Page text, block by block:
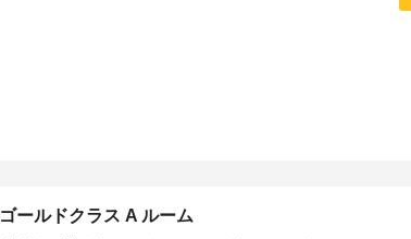
ゴールドクラス A ルーム